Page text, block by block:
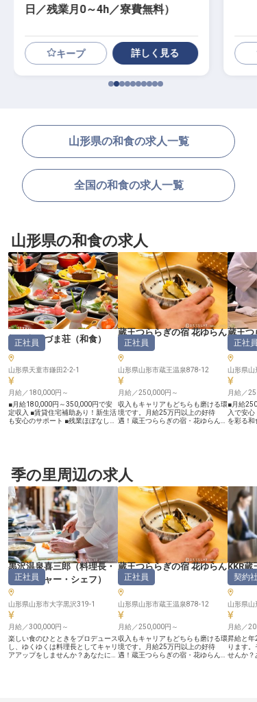
日／残業月0～4h／寮費無料）
キープ 詳しく見る
山形県の和食の求人一覧
全国の和食の求人一覧
山形県の和食の求人
松伯亭あづま荘 （和食）
正社員
山形県天童市鎌田2-2-1
月給／180,000円～
■月給180,000円～350,000円で安
定収入 ■賃貸住宅補助あり！新生活
も安心のサポート ■残業ほぼなし！
材を活かした和食調理全般をお任せ
します。仕込みから調理、そして季
節ごとのメニュー考案まで、あなた
の創造性と技術を存分に発揮できる
環境です。 お客様の「美味しい」
という笑顔を直接感じられる、やり
がいのあるお仕事です。おもてなし
の心を大切に、一品一品心を込めて
お客様をお迎えしましょう。 ーー
【働きやすさを追求した安心の職場
環境】 調理師免許をお持ちであれ
ば、経験の浅い方も歓迎いたしま
す。残業はほとんどなく、プライベ
ートの時間も大切にしながら働ける
環境です。 無料のまかないや温泉
入浴、制服貸与など、日々の疲れを
癒し、快適に働ける福利厚生も充
実。さらに、賃貸住宅補助（条件あ
り）で、遠方からの転職や新生活を
始める方も安心してスタートできま
す。 ※2026年03月26日時点の情報
です
蔵王つららぎの宿 花ゆらん
（和食）
正社員
山形県山形市蔵王温泉878-12
月給／250,000円～
収入もキャリアもどちらも磨ける環
境です。月給25万円以上の好待
遇！蔵王つららぎの宿・花ゆらんで
の扱い方が身に付くため、調理のス
キルアップを目指す方におすすめの
職場！全9室と小規模を活かしたき
め細やかなおもてなしを提供してい
ます。※この求人は2022年7月26日
時点の情報です
蔵王つ
（和食
正社員
山形県山
月給／
■月給
入で安
を彩る和
す。 地
一品一
とで、
かなもの
顔にな
は、何物
す。 私
的なおも
ませんか。 ーー【和食の技
き、共に
食調理業
あなた
揮できる
を通じて
料理人と
できます
し、互い
良いサ
月給
8～9日
め、仕
を保ち
季の里周辺の求人
黒沢温泉喜三郎（料理長・
マネージャー・シェフ ）
正社員
山形県山形市大字黒沢319-1
月給／300,000円～
楽しい食のひとときをプロデュース
し、ゆくゆくは料理長としてキャリ
アアップをしませんか？あなたには
蔵王つららぎの宿 花ゆらん
（和食）
正社員
山形県山形市蔵王温泉878-12
月給／250,000円～
収入もキャリアもどちらも磨ける環
境です。月給25万円以上の好待
遇！蔵王つららぎの宿・花ゆらんで
KKR蔵
ト）
契約社
山形県山
月給／
昇給と年
ります
せんか？